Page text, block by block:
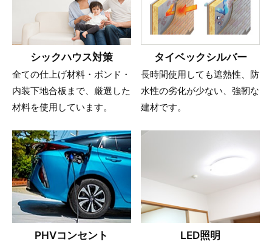
シックハウス対策
全ての仕上げ材料・ボンド・
内装下地合板まで、厳選した
材料を使用しています。
タイベックシルバー
長時間使用しても遮熱性、防
水性の劣化が少ない、強靭な
建材です。
PHVコンセント LED照明